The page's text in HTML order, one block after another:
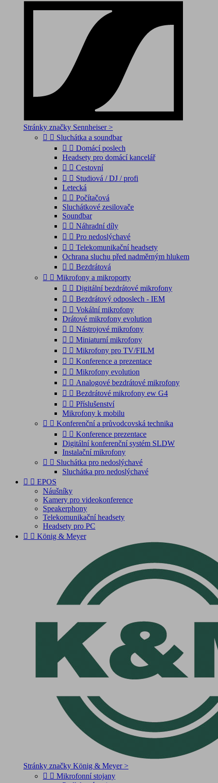
Stránky značky Sennheiser >
  Sluchátka a soundbar
  Domácí poslech
Headsety pro domácí kancelář
  Cestovní
  Studiová / DJ / profi
Letecká
  Počítačová
Sluchátkové zesilovače
Soundbar
  Náhradní díly
  Pro nedoslýchavé
  Telekomunikační headsety
Ochrana sluchu před nadměrným hlukem
  Bezdrátová
  Mikrofony a mikroporty
  Digitální bezdrátové mikrofony
  Bezdrátový odposlech - IEM
  Vokální mikrofony
Drátové mikrofony evolution
  Nástrojové mikrofony
  Miniaturní mikrofony
  Mikrofony pro TV/FILM
  Konference a prezentace
  Mikrofony evolution
  Analogové bezdrátové mikrofony
  Bezdrátové mikrofony ew G4
  Příslušenství
Mikrofony k mobilu
  Konferenční a průvodcovská technika
  Konference prezentace
Digitální konferenční systém SLDW
Instalační mikrofony
  Sluchátka pro nedoslýchavé
Sluchátka pro nedoslýchavé
  EPOS
Náušníky
Kamery pro videokonference
Speakerphony
Telekomunikační headsety
Headsety pro PC
  König & Meyer
Stránky značky König & Meyer >
  Mikrofonní stojany